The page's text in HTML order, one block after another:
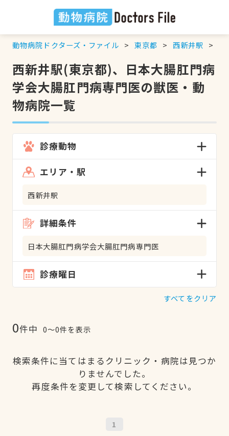
動物病院ドクターズ・ファイル 東京都 西新井駅
西新井駅(東京都)、日本大腸肛門病
学会大腸肛門病専門医の獣医・動
物病院一覧
診療動物
エリア・駅
西新井駅
詳細条件
日本大腸肛門病学会大腸肛門病専門医
診療曜日
すべてをクリア
0件中 0〜0件を表示
検索条件に当てはまるクリニック・病院は見つか
りませんでした。
再度条件を変更して検索してください。
1